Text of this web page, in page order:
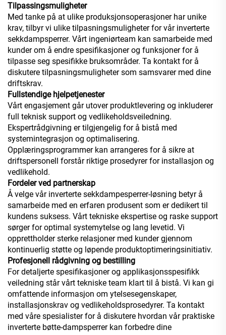
Tilpassingsmuligheter
Med tanke på at ulike produksjonsoperasjoner har unike
krav, tilbyr vi ulike tilpasningsmuligheter for vår inverterte
sekkdampsperrer. Vårt ingeniørteam kan samarbeide med
kunder om å endre spesifikasjoner og funksjoner for å
tilpasse seg spesifikke bruksområder. Ta kontakt for å
diskutere tilpasningsmuligheter som samsvarer med dine
driftskrav.
Fullstendige hjelpetjenester
Vårt engasjement går utover produktlevering og inkluderer
full teknisk support og vedlikeholdsveiledning.
Ekspertrådgivning er tilgjengelig for å bistå med
systemintegrasjon og optimalisering.
Opplæringsprogrammer kan arrangeres for å sikre at
driftspersonell forstår riktige prosedyrer for installasjon og
vedlikehold.
Fordeler ved partnerskap
Å velge vår inverterte sekkdampesperrer-løsning betyr å
samarbeide med en erfaren produsent som er dedikert til
kundens suksess. Vårt tekniske ekspertise og raske support
sørger for optimal systemytelse og lang levetid. Vi
opprettholder sterke relasjoner med kunder gjennom
kontinuerlig støtte og løpende produktoptimeringsinitiativ.
Profesjonell rådgivning og bestilling
For detaljerte spesifikasjoner og applikasjonsspesifikk
veiledning står vårt tekniske team klart til å bistå. Vi kan gi
omfattende informasjon om ytelsesegenskaper,
installasjonskrav og vedlikeholdsprosedyrer. Ta kontakt
med våre spesialister for å diskutere hvordan vår praktiske
inverterte bøtte-dampsperrer kan forbedre dine